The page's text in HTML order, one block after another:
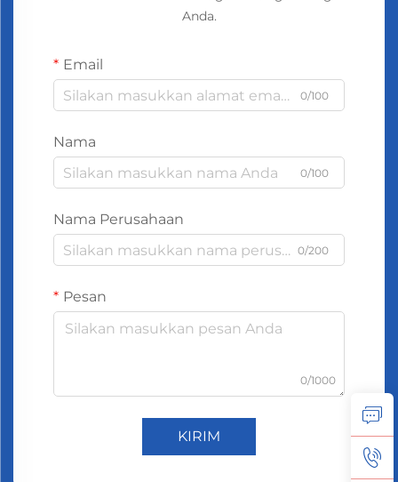
Anda.
Email
0/100
Nama
0/100
Nama Perusahaan
0/200
Pesan
0/1000
KIRIM